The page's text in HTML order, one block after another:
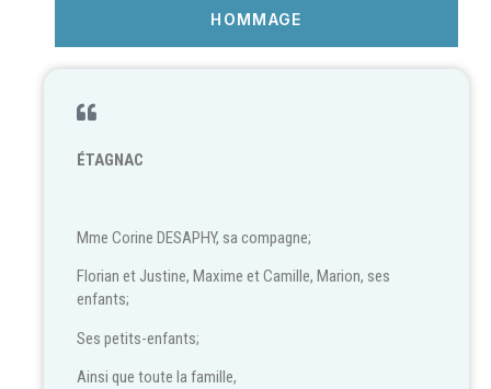
HOMMAGE
ÉTAGNAC
Mme Corine DESAPHY, sa compagne;
Florian et Justine, Maxime et Camille, Marion, ses
enfants;
Ses petits-enfants;
Ainsi que toute la famille,